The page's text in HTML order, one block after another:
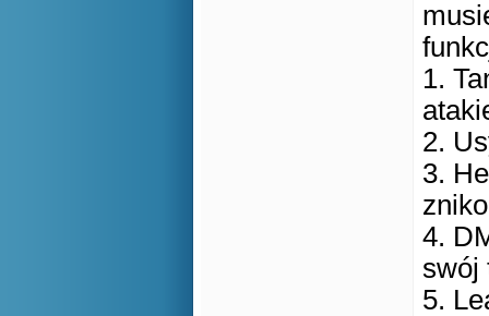
1.
2.
3.
4.
swój
5.